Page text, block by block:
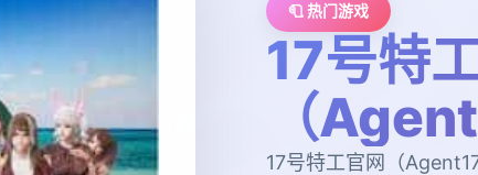
🧻 热门游戏
17号特
（
17号特工官网（